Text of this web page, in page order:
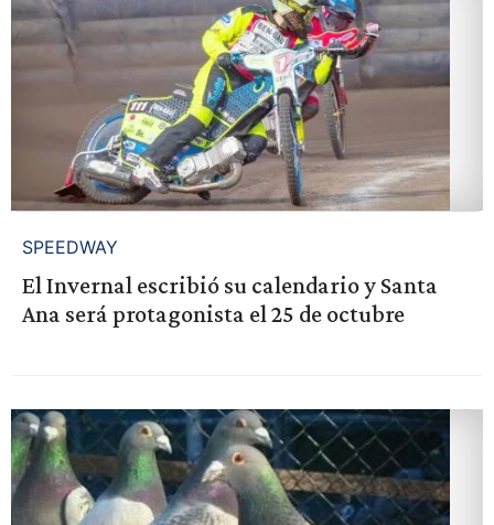
SPEEDWAY
El Invernal escribió su calendario y Santa
Ana será protagonista el 25 de octubre